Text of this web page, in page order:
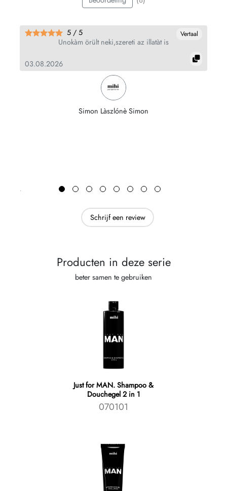
Vertaal
Unokàm örült neki,szereti az illatàt is
5 / 5
03.08.2026
Simon Làszlónè Simon
Schrijf een review
Producten in deze serie
beter samen te gebruiken
Just for MAN. Shampoo &
Douchegel 2 in 1
070101